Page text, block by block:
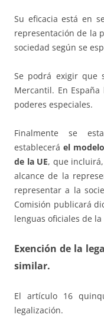
Su eficacia está en
representación de la
sociedad según se
Se podrá exigir que
Mercantil. En
poderes especiales.
Finalmente se
establecerá el
de la UE, que
alcance de la
representar a la
Comisión publicará
lenguas oficiales de la
Exención de la
similar.
El artículo 16
legalización.